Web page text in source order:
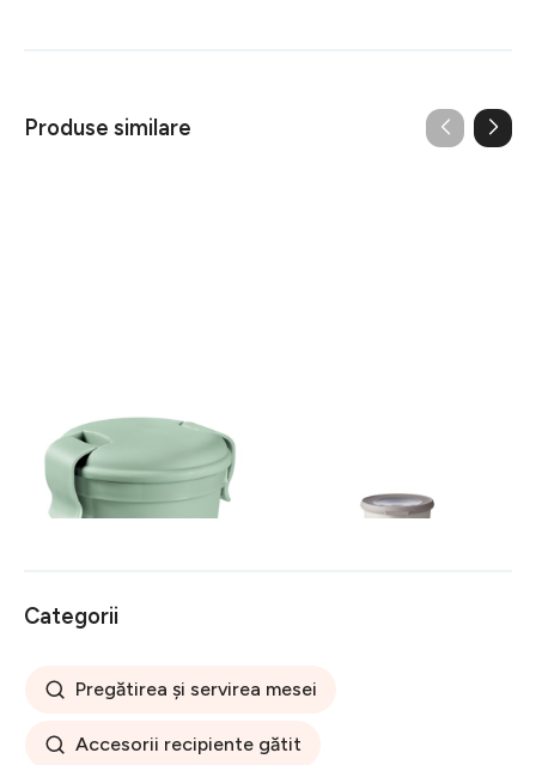
Produse similare
Cutie pentru prânz Lunch &
Go – Curver
25 lei
Categorii
Pregătirea și servirea mesei
Accesorii recipiente gătit